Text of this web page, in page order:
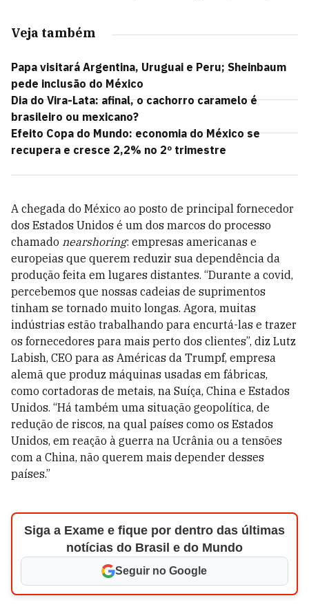
Veja também
Papa visitará Argentina, Uruguai e Peru; Sheinbaum
pede inclusão do México
Dia do Vira-Lata: afinal, o cachorro caramelo é
brasileiro ou mexicano?
Efeito Copa do Mundo: economia do México se
recupera e cresce 2,2% no 2º trimestre
A chegada do México ao posto de principal fornecedor
dos Estados Unidos é um dos marcos do processo
chamado nearshoring: empresas americanas e
europeias que querem reduzir sua dependência da
produção feita em lugares distantes. “Durante a covid,
percebemos que nossas cadeias de suprimentos
tinham se tornado muito longas. Agora, muitas
indústrias estão trabalhando para encurtá-las e trazer
os fornecedores para mais perto dos clientes”, diz Lutz
Labish, CEO para as Américas da Trumpf, empresa
alemã que produz máquinas usadas em fábricas,
como cortadoras de metais, na Suíça, China e Estados
Unidos. “Há também uma situação geopolítica, de
redução de riscos, na qual países como os Estados
Unidos, em reação à guerra na Ucrânia ou a tensões
com a China, não querem mais depender desses
países.”
Siga a Exame e fique por dentro das últimas
notícias do Brasil e do Mundo
Seguir no Google